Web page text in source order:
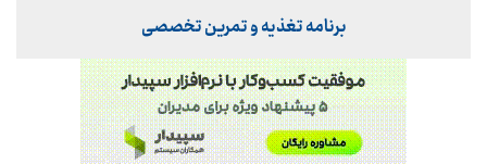
برنامه تغذیه و تمرین تخصصی